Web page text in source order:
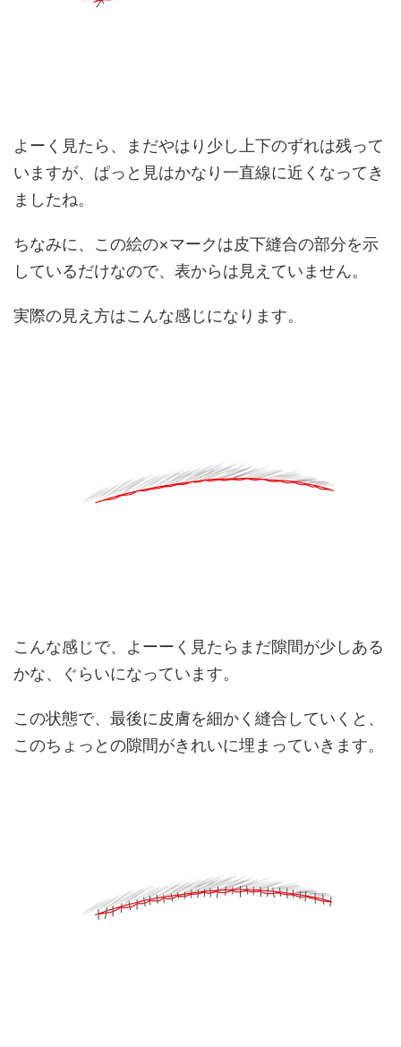
よーく見たら、まだやはり少し上下のずれは残って
いますが、ぱっと見はかなり一直線に近くなってき
ましたね。
ちなみに、この絵の×マークは皮下縫合の部分を示
しているだけなので、表からは見えていません。
実際の見え方はこんな感じになります。
こんな感じで、よーーく見たらまだ隙間が少しある
かな、ぐらいになっています。
この状態で、最後に皮膚を細かく縫合していくと、
このちょっとの隙間がきれいに埋まっていきます。